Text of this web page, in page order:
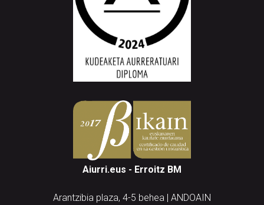
Aiurri.eus - Erroitz BM
Arantzibia plaza, 4-5 behea | ANDOAIN